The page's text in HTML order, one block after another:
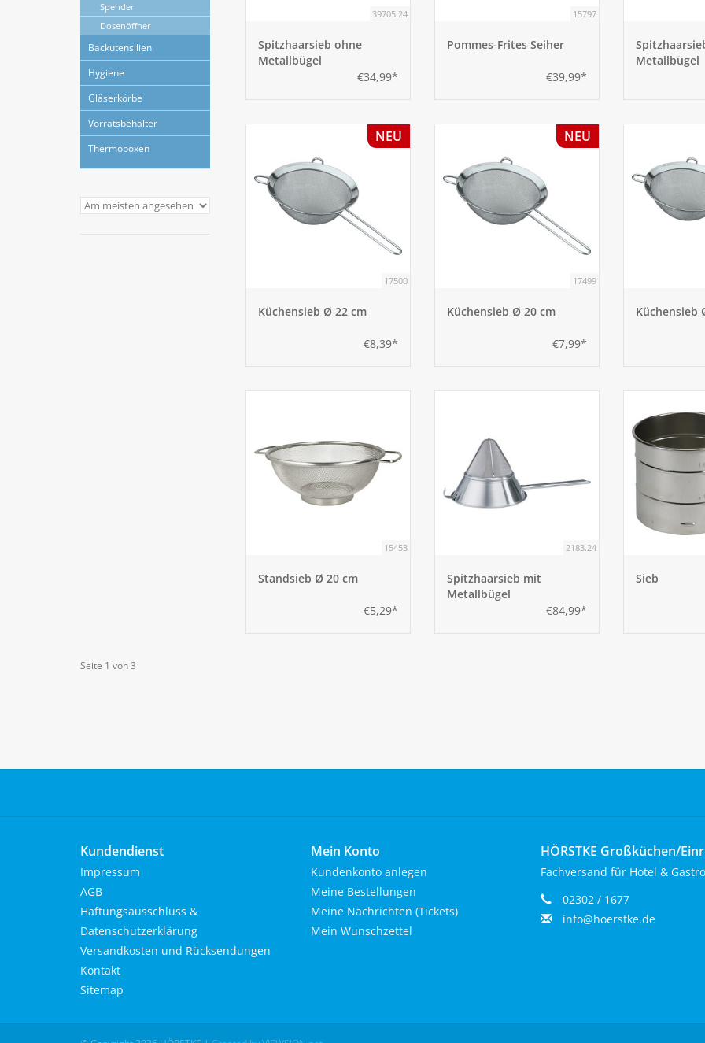
Spender
Dosenöffner
Backutensilien
Hygiene
Gläserkörbe
Vorratsbehälter
Thermoboxen
39705.24
Spitzhaarsieb ohne
Metallbügel
€34,99*
15797
Pommes-Frites Seiher
€39,99*
Metallbügel
NEU
17500
Küchensieb Ø 22 cm
€8,39*
NEU
17499
Küchensieb Ø 20 cm
€7,99*
Küchensieb
15453
Standsieb Ø 20 cm
€5,29*
2183.24
Spitzhaarsieb mit
Metallbügel
€84,99*
Sieb
Seite 1 von 3
Kundendienst
Impressum
AGB
Haftungsausschluss &
Datenschutzerklärung
Versandkosten und Rücksendungen
Kontakt
Sitemap
Mein Konto
Kundenkonto anlegen
Meine Bestellungen
Meine Nachrichten (Tickets)
Mein Wunschzettel
HÖRSTKE Großküchen/
Fachversand für Hotel &
02302 / 1677
info@hoerstke.de